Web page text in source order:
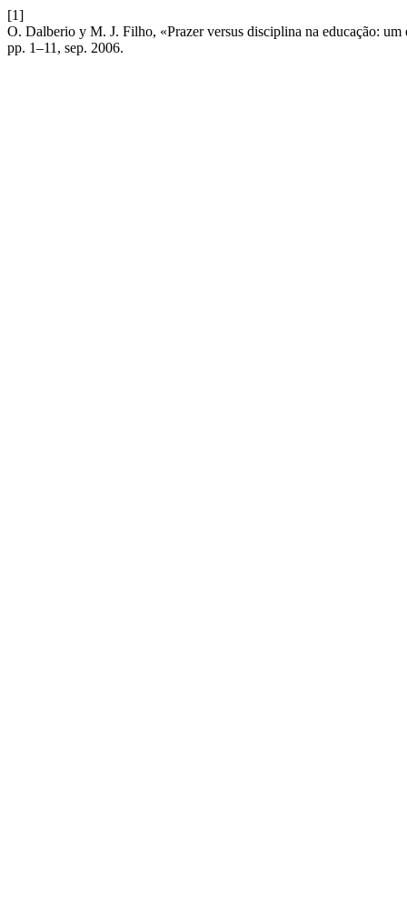
[1]
O. Dalberio y M. J. Filho, «Prazer versus disciplina na educação:
pp. 1–11, sep. 2006.